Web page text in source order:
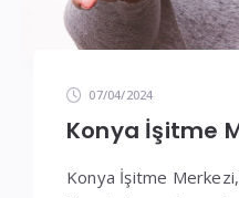
07/04/2024
Konya İşitme
Konya İşitme